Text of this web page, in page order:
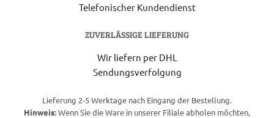
Telefonischer Kundendienst
ZUVERLÄSSIGE LIEFERUNG
Wir liefern per DHL
Sendungsverfolgung
Lieferung 2-5 Werktage nach Eingang der Bestellung.
Hinweis:Wenn Sie die Ware in unserer Filiale abholen möchten,